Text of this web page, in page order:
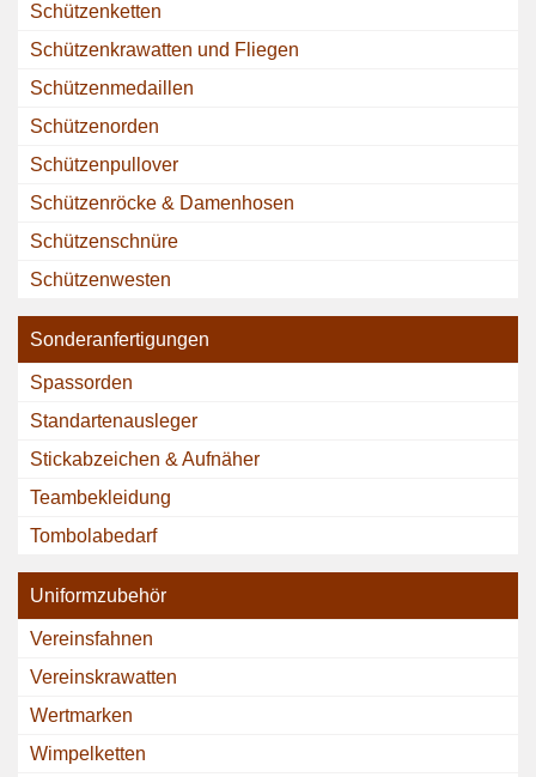
Schützenketten
Schützenkrawatten und Fliegen
Schützenmedaillen
Schützenorden
Schützenpullover
Schützenröcke & Damenhosen
Schützenschnüre
Schützenwesten
Sonderanfertigungen
Spassorden
Standartenausleger
Stickabzeichen & Aufnäher
Teambekleidung
Tombolabedarf
Uniformzubehör
Vereinsfahnen
Vereinskrawatten
Wertmarken
Wimpelketten